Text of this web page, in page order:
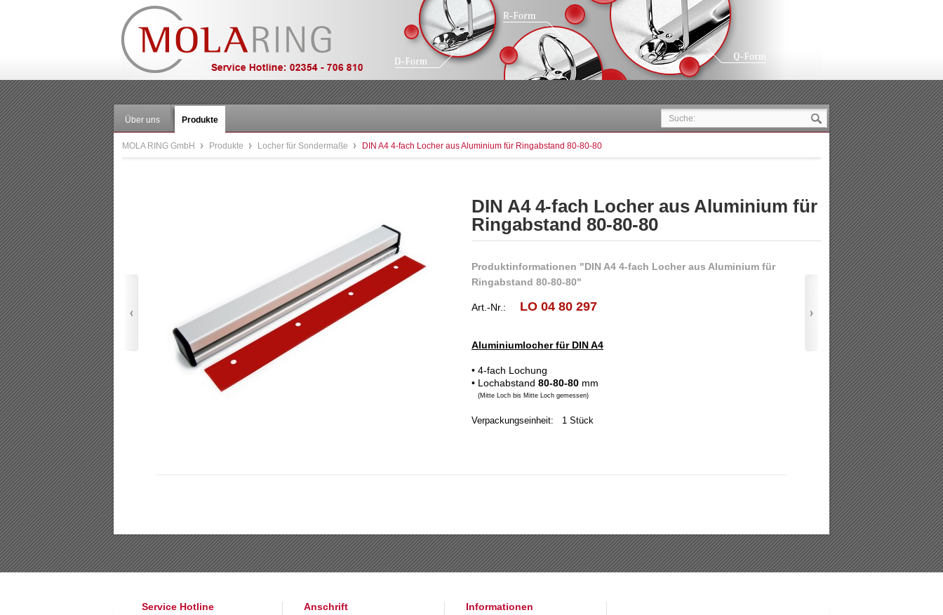
Über uns Produkte
MOLA RING GmbH Produkte Locher für Sondermaße DIN A4 4-fach Locher aus Aluminium für Ringabstand 80-80-80
DIN A4 4-fach Locher aus Aluminium für
Ringabstand 80-80-80
Produktinformationen "DIN A4 4-fach Locher aus Aluminium für
Ringabstand 80-80-80"
Art.-Nr.: LO 04 80 297
Aluminiumlocher für DIN A4
• 4-fach Lochung
• Lochabstand 80-80-80 mm
(Mitte Loch bis Mitte Loch gemessen)
Verpackungseinheit: 1 Stück
Service Hotline Anschrift Informationen